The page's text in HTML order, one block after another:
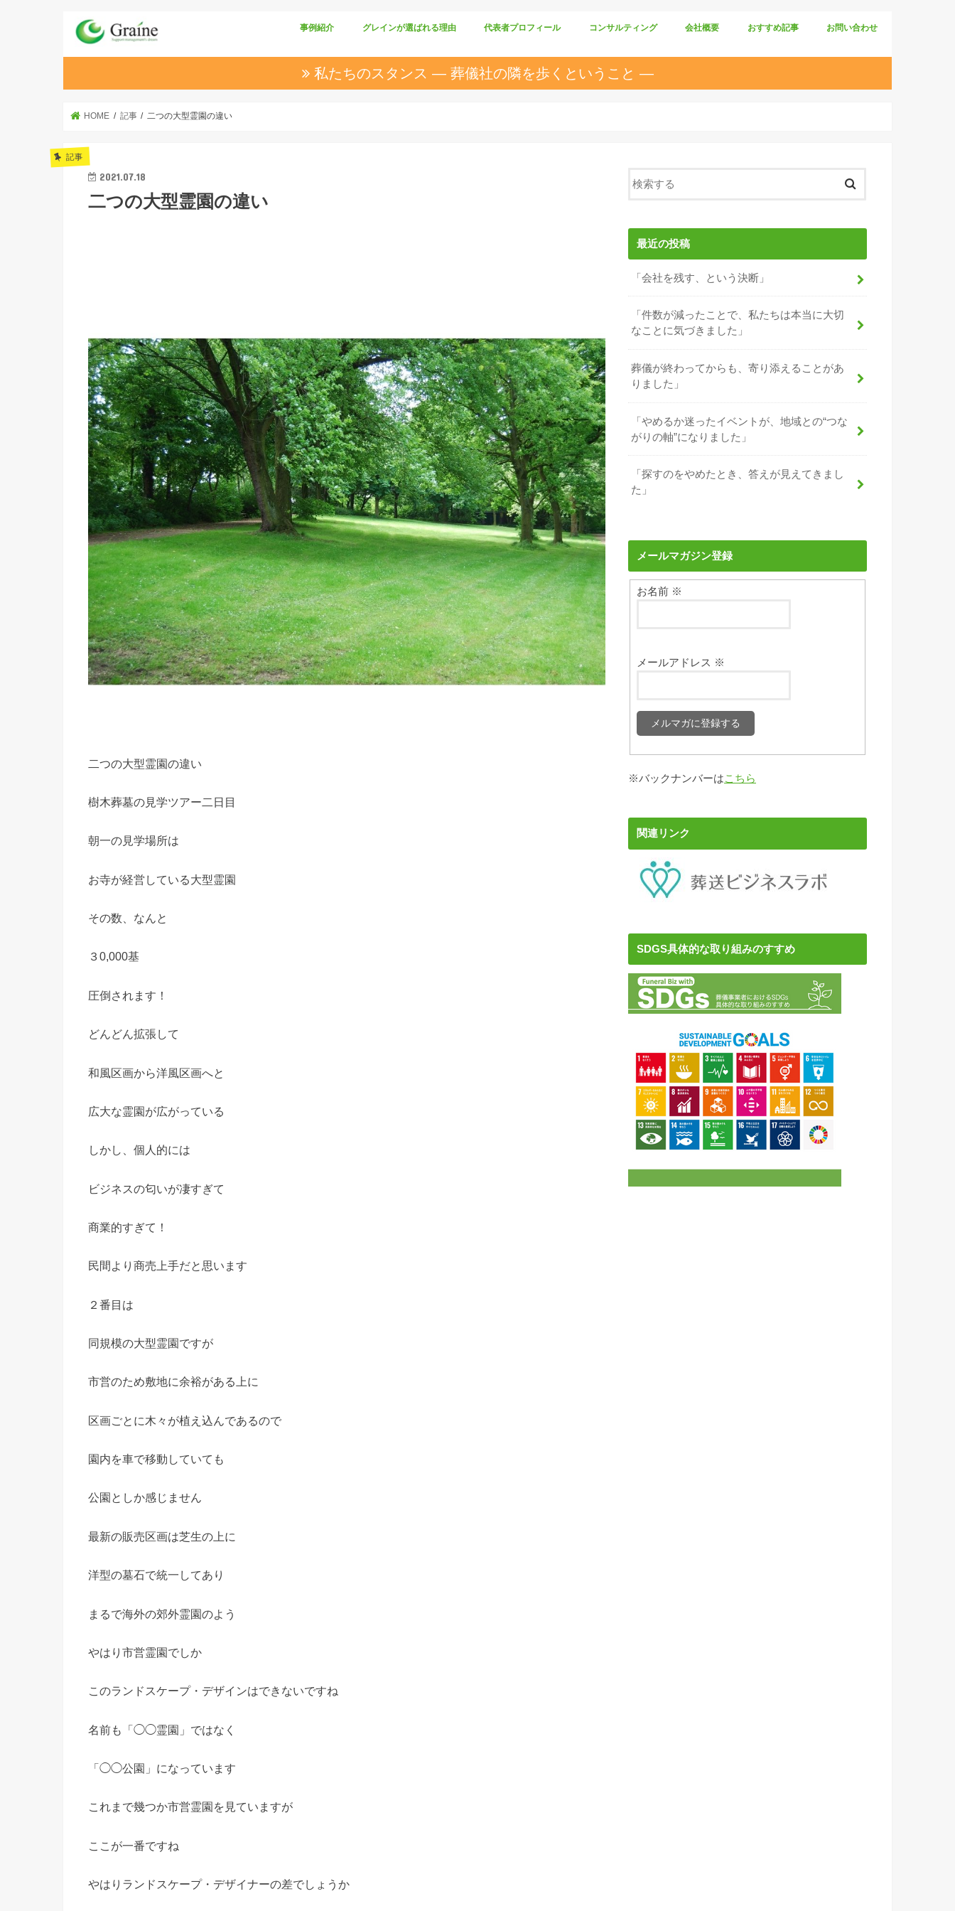
事例紹介 グレインが選ばれる理由 代表者プロフィール コンサルティング
仕組みづくり
商品づくり
人づくり
会社概要 おすすめ記事 お問い合わせ
私たちのスタンス ― 葬儀社の隣を歩くということ ―
HOME 記事 二つの大型霊園の違い
記事
2021.07.18
二つの大型霊園の違い
二つの大型霊園の違い
樹木葬墓の見学ツアー二日目
朝一の見学場所は
お寺が経営している大型霊園
その数、なんと
３0,000基
圧倒されます！
どんどん拡張して
和風区画から洋風区画へと
広大な霊園が広がっている
しかし、個人的には
ビジネスの匂いが凄すぎて
商業的すぎて！
民間より商売上手だと思います
２番目は
同規模の大型霊園ですが
市営のため敷地に余裕がある上に
区画ごとに木々が植え込んであるので
園内を車で移動していても
公園としか感じません
最新の販売区画は芝生の上に
洋型の墓石で統一してあり
まるで海外の郊外霊園のよう
やはり市営霊園でしか
このランドスケープ・デザインはできないですね
名前も「◯◯霊園」ではなく
「◯◯公園」になっています
これまで幾つか市営霊園を見ていますが
ここが一番ですね
やはりランドスケープ・デザイナーの差でしょうか
最近の投稿
「会社を残す、という決断」
「件数が減ったことで、私たちは本当に大切
なことに気づきました」
葬儀が終わってからも、寄り添えることがあ
りました」
「やめるか迷ったイベントが、地域との“つな
がりの軸”になりました」
「探すのをやめたとき、答えが見えてきまし
た」
メールマガジン登録
お名前 ※
メールアドレス ※
※バックナンバーはこちら
関連リンク
SDGS具体的な取り組みのすすめ